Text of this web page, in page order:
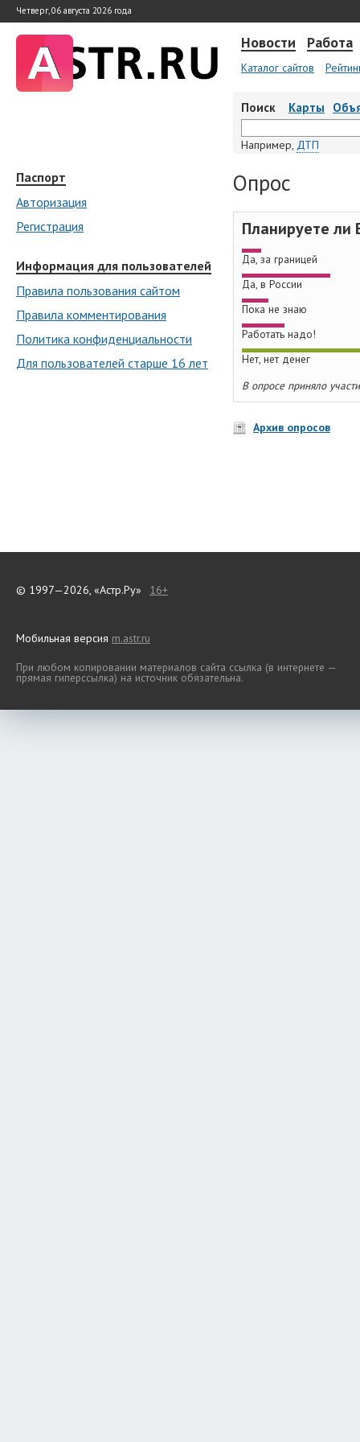
Четверг, 06 августа 2026 года
Новости Работа
Каталог сайтов
Поиск Карты
Например, ДТП
Паспорт
Авторизация
Регистрация
Информация для пользователей
Правила пользования сайтом
Правила комментирования
Политика конфиденциальности
Для пользователей старше 16 лет
Опрос
Планируете ли
Да, за границей
Да, в России
Пока не знаю
Работать надо!
Нет, нет денег
В опросе приняло
Архив опросов
© 1997—2026, «Астр.Ру» 16+
Мобильная версия m.astr.ru
При любом копировании материалов сайта ссылка (в интернете —
прямая гиперссылка) на источник обязательна.